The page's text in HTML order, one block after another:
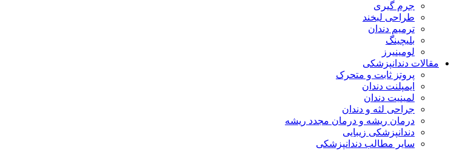
جرم گیری
طراحی لبخند
ترمیم دندان
بلیچینگ
لومینیرز
مقالات دندانپزشکی
پروتز ثابت و متحرک
ايمپلنت دندان
لمينيت دندان
جراحی لثه و دندان
درمان ريشه و درمان مجدد ريشه
دندانپزشكی زيبايی
سایر مطالب دندانپزشکی